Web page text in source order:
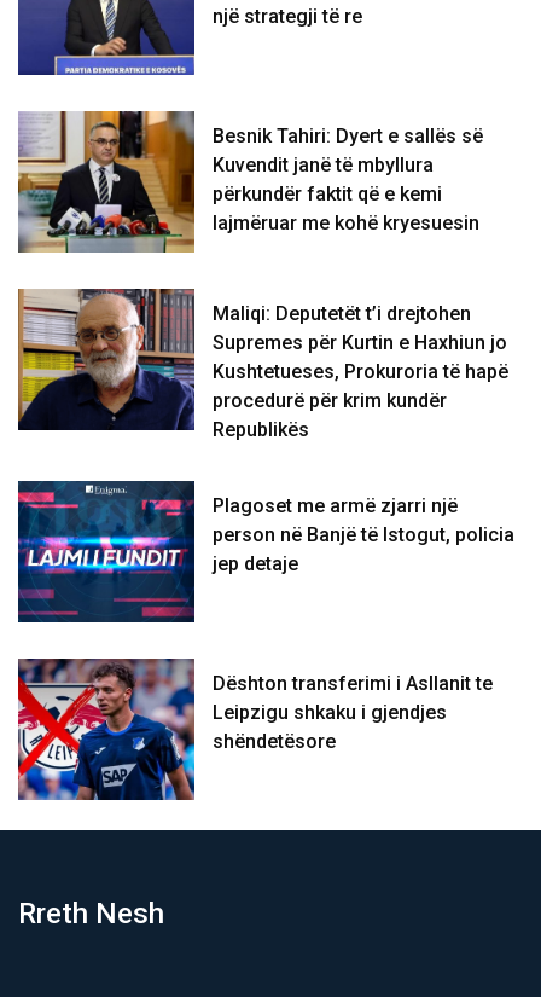
një strategji të re
Besnik Tahiri: Dyert e sallës së
Kuvendit janë të mbyllura
përkundër faktit që e kemi
lajmëruar me kohë kryesuesin
Maliqi: Deputetët t’i drejtohen
Supremes për Kurtin e Haxhiun jo
Kushtetueses, Prokuroria të hapë
procedurë për krim kundër
Republikës
Plagoset me armë zjarri një
person në Banjë të Istogut, policia
jep detaje
Dështon transferimi i Asllanit te
Leipzigu shkaku i gjendjes
shëndetësore
Rreth Nesh